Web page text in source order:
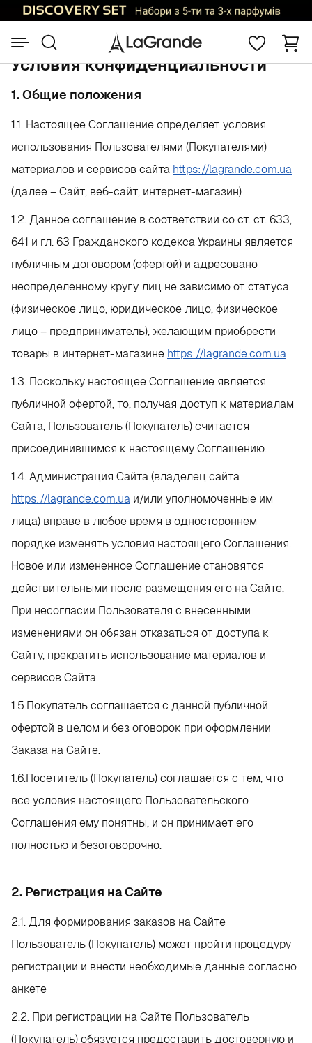
Условия конфиденциальности
1. Общие положения
1.1. Настоящее Соглашение определяет условия
использования Пользователями (Покупателями)
материалов и сервисов сайта https://lagrande.com.ua
(далее – Сайт, веб-сайт, интернет-магазин)
1.2. Данное соглашение в соответствии со ст. ст. 633,
641 и гл. 63 Гражданского кодекса Украины является
публичным договором (офертой) и адресовано
неопределенному кругу лиц не зависимо от статуса
(физическое лицо, юридическое лицо, физическое
лицо – предприниматель), желающим приобрести
товары в интернет-магазине https://lagrande.com.ua
1.3. Поскольку настоящее Соглашение является
публичной офертой, то, получая доступ к материалам
Сайта, Пользователь (Покупатель) считается
присоединившимся к настоящему Соглашению.
1.4. Администрация Сайта (владелец сайта
https://lagrande.com.ua и/или уполномоченные им
лица) вправе в любое время в одностороннем
порядке изменять условия настоящего Соглашения.
Новое или измененное Соглашение становятся
действительными после размещения его на Сайте.
При несогласии Пользователя с внесенными
изменениями он обязан отказаться от доступа к
Сайту, прекратить использование материалов и
сервисов Сайта.
1.5.Покупатель соглашается с данной публичной
офертой в целом и без оговорок при оформлении
Заказа на Сайте.
1.6.Посетитель (Покупатель) соглашается с тем, что
все условия настоящего Пользовательского
Соглашения ему понятны, и он принимает его
полностью и безоговорочно.
2. Регистрация на Сайте
2.1. Для формирования заказов на Сайте
Пользователь (Покупатель) может пройти процедуру
регистрации и внести необходимые данные согласно
анкете
2.2. При регистрации на Сайте Пользователь
(Покупатель) обязуется предоставить достоверную и